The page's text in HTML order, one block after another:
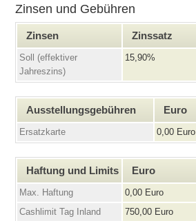
Zinsen und Gebühren
Zinsen Zinssatz
Soll (effektiver
Jahreszins)
15,90%
Ausstellungsgebühren Euro
Ersatzkarte 0,00 Euro
Haftung und Limits Euro
Max. Haftung
0,00 Euro
Cashlimit Tag Inland
750,00 Euro